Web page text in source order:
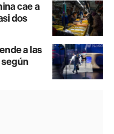
cae a
dos
a las